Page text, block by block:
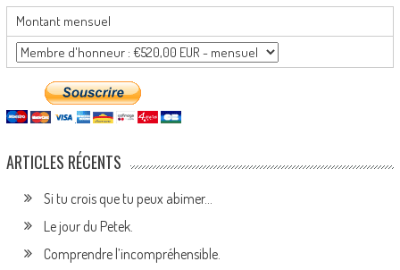
Montant mensuel
ARTICLES RÉCENTS
Si tu crois que tu peux abimer…
Le jour du Petek.
Comprendre l’incompréhensible.